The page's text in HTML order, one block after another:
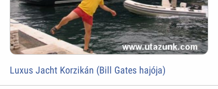
Luxus Jacht Korzikán (Bill Gates hajója)